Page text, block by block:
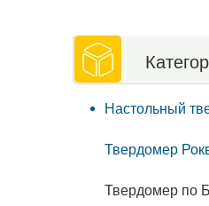
Настольный
Твердомер
Твердомер по